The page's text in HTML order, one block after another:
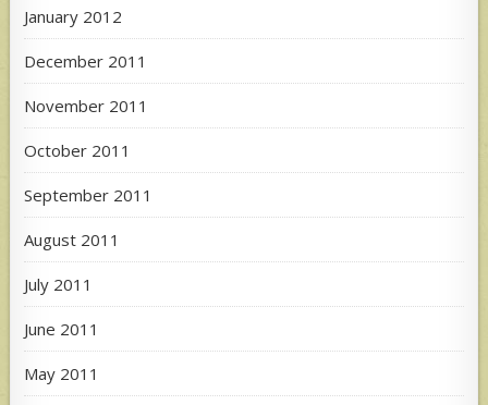
January 2012
December 2011
November 2011
October 2011
September 2011
August 2011
July 2011
June 2011
May 2011